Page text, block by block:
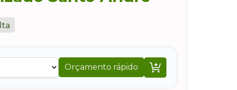
Orçamento rápido 